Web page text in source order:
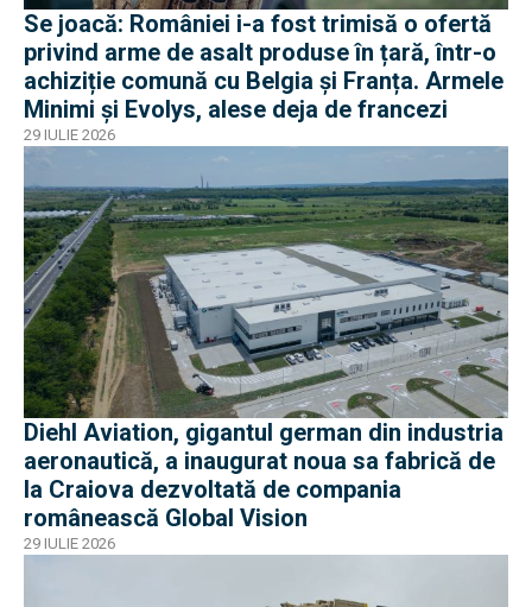
Se joacă: României i-a fost trimisă o ofertă
privind arme de asalt produse în țară, într-o
achiziție comună cu Belgia și Franța. Armele
Minimi și Evolys, alese deja de francezi
29 IULIE 2026
Diehl Aviation, gigantul german din industria
aeronautică, a inaugurat noua sa fabrică de
la Craiova dezvoltată de compania
românească Global Vision
29 IULIE 2026